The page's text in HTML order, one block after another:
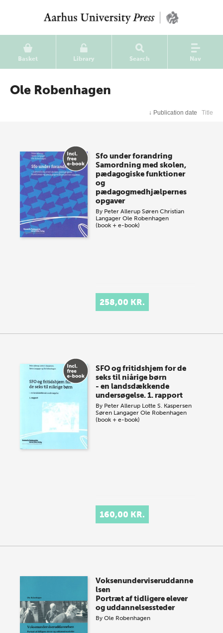
Basket Library Search Nav
Ole Robenhagen
↓ Publication date Title
Sfo under forandring
Samordning med skolen,
pædagogiske funktioner
og
pædagogmedhjælpernes
opgaver
By Peter Allerup Søren Christian
Langager Ole Robenhagen
(book + e-book)
258,00 KR.
SFO og fritidshjem for de
seks til niårige børn
- en landsdækkende
undersøgelse. 1. rapport
By Peter Allerup Lotte S. Kaspersen
Søren Langager Ole Robenhagen
(book + e-book)
160,00 KR.
Voksenunderviseruddanne
lsen
Portræt af tidligere elever
og uddannelsessteder
ByOle Robenhagen